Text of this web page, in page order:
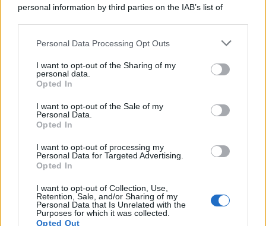
personal information by third parties on the IAB’s list of
This information may also be disclosed by us to third parties
disclose it to other third parties.
Please note that this website/app uses one or more Google
services and may gather and store information including but
not limited to your visit or usage behaviour. You may click to
grant or deny consent to Google and its third-party tags to
consent section.
Personal Data Processing Opt Outs
I want to opt-out of the Sharing of my
personal data.
Opted In
I want to opt-out of the Sale of my
Personal Data.
Opted In
I want to opt-out of processing my
Personal Data for Targeted Advertising.
Opted In
I want to opt-out of Collection, Use,
Retention, Sale, and/or Sharing of my
Personal Data that Is Unrelated with the
Purposes for which it was collected.
Opted Out
Cinema /
Saturnia Film Festival 2024: una vetrina per i
nuovi talenti
Trattative /Qualcosa inizia a muoversi anche in Serie A
Brasile /Ancelotti sarà il nuovo C.T. della Selecão dal 2024